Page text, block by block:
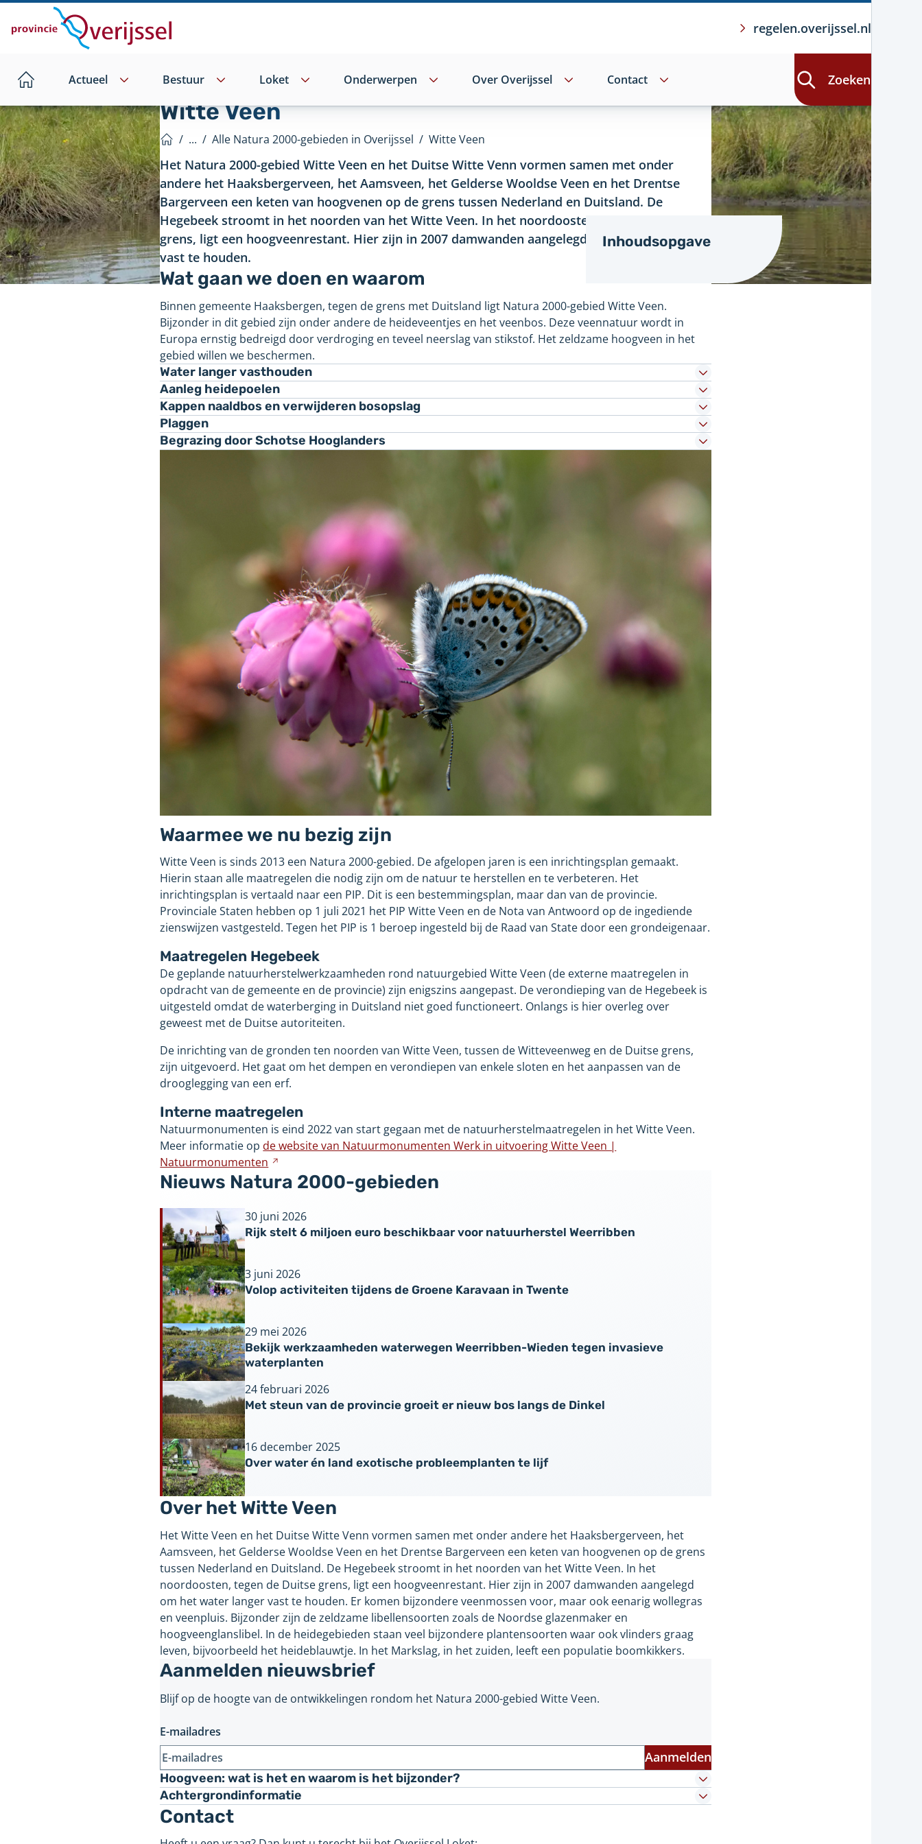
naar
regelen.overijssel.nl
Home
Actueel Bestuur Loket Onderwerpen Over Overijssel Contact Zoeken
Witte Veen
/ ... / Alle Natura 2000-gebieden in Overijssel / Witte Veen
Het Natura 2000-gebied Witte Veen en het Duitse Witte Venn vormen samen met onder
andere het Haaksbergerveen, het Aamsveen, het Gelderse Wooldse Veen en het Drentse
Bargerveen een keten van hoogvenen op de grens tussen Nederland en Duitsland. De
Hegebeek stroomt in het noorden van het Witte Veen. In het noordoosten, tegen de Duitse
grens, ligt een hoogveenrestant. Hier zijn in 2007 damwanden aangelegd om het water langer
vast te houden.
Wat gaan we doen en waarom
Binnen gemeente Haaksbergen, tegen de grens met Duitsland ligt Natura 2000-gebied Witte Veen.
Bijzonder in dit gebied zijn onder andere de heideveentjes en het veenbos. Deze veennatuur wordt in
Europa ernstig bedreigd door verdroging en teveel neerslag van stikstof. Het zeldzame hoogveen in het
gebied willen we beschermen.
Water langer vasthouden
Aanleg heidepoelen
Kappen naaldbos en verwijderen bosopslag
Plaggen
Begrazing door Schotse Hooglanders
Waarmee we nu bezig zijn
Witte Veen is sinds 2013 een Natura 2000-gebied. De afgelopen jaren is een inrichtingsplan gemaakt.
Hierin staan alle maatregelen die nodig zijn om de natuur te herstellen en te verbeteren. Het
inrichtingsplan is vertaald naar een PIP. Dit is een bestemmingsplan, maar dan van de provincie.
Provinciale Staten hebben op 1 juli 2021 het PIP Witte Veen en de Nota van Antwoord op de ingediende
zienswijzen vastgesteld. Tegen het PIP is 1 beroep ingesteld bij de Raad van State door een grondeigenaar.
Maatregelen Hegebeek
De geplande natuurherstelwerkzaamheden rond natuurgebied Witte Veen (de externe maatregelen in
opdracht van de gemeente en de provincie) zijn enigszins aangepast. De verondieping van de Hegebeek is
uitgesteld omdat de waterberging in Duitsland niet goed functioneert. Onlangs is hier overleg over
geweest met de Duitse autoriteiten.
De inrichting van de gronden ten noorden van Witte Veen, tussen de Witteveenweg en de Duitse grens,
zijn uitgevoerd. Het gaat om het dempen en verondiepen van enkele sloten en het aanpassen van de
drooglegging van een erf.
Interne maatregelen
Natuurmonumenten is eind 2022 van start gegaan met de natuurherstelmaatregelen in het Witte Veen.
Meer informatie op de website van Natuurmonumenten Werk in uitvoering Witte Veen |
Natuurmonumenten
naar
andere
website
Nieuws Natura 2000-gebieden
Rijk stelt 6 miljoen euro beschikbaar voor natuurherstel Weerribben
30 juni 2026
Volop activiteiten tijdens de Groene Karavaan in Twente
3 juni 2026
Bekijk werkzaamheden waterwegen Weerribben-Wieden tegen invasieve
waterplanten
29 mei 2026
Met steun van de provincie groeit er nieuw bos langs de Dinkel
24 februari 2026
Over water én land exotische probleemplanten te lijf
16 december 2025
Over het Witte Veen
Het Witte Veen en het Duitse Witte Venn vormen samen met onder andere het Haaksbergerveen, het
Aamsveen, het Gelderse Wooldse Veen en het Drentse Bargerveen een keten van hoogvenen op de grens
tussen Nederland en Duitsland. De Hegebeek stroomt in het noorden van het Witte Veen. In het
noordoosten, tegen de Duitse grens, ligt een hoogveenrestant. Hier zijn in 2007 damwanden aangelegd
om het water langer vast te houden. Er komen bijzondere veenmossen voor, maar ook eenarig wollegras
en veenpluis. Bijzonder zijn de zeldzame libellensoorten zoals de Noordse glazenmaker en
hoogveenglanslibel. In de heidegebieden staan veel bijzondere plantensoorten waar ook vlinders graag
leven, bijvoorbeeld het heideblauwtje. In het Markslag, in het zuiden, leeft een populatie boomkikkers.
Aanmelden nieuwsbrief
Blijf op de hoogte van de ontwikkelingen rondom het Natura 2000-gebied Witte Veen.
E-mailadres
Aanmelden
Hoogveen: wat is het en waarom is het bijzonder?
Achtergrondinformatie
Contact
Inhoudsopgave